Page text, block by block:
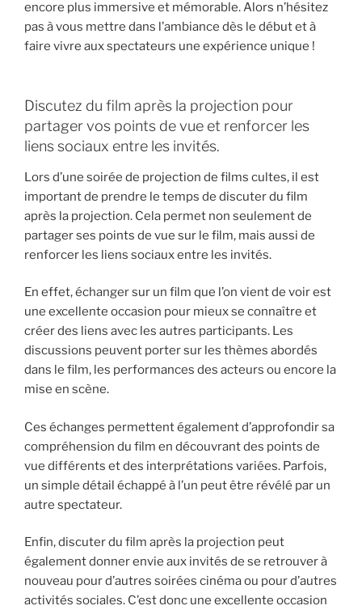
encore plus immersive et mémorable. Alors n’hésitez
pas à vous mettre dans l’ambiance dès le début et à
faire vivre aux spectateurs une expérience unique !
Discutez du film après la projection pour
partager vos points de vue et renforcer les
liens sociaux entre les invités.
Lors d’une soirée de projection de films cultes, il est
important de prendre le temps de discuter du film
après la projection. Cela permet non seulement de
partager ses points de vue sur le film, mais aussi de
renforcer les liens sociaux entre les invités.
En effet, échanger sur un film que l’on vient de voir est
une excellente occasion pour mieux se connaître et
créer des liens avec les autres participants. Les
discussions peuvent porter sur les thèmes abordés
dans le film, les performances des acteurs ou encore la
mise en scène.
Ces échanges permettent également d’approfondir sa
compréhension du film en découvrant des points de
vue différents et des interprétations variées. Parfois,
un simple détail échappé à l’un peut être révélé par un
autre spectateur.
Enfin, discuter du film après la projection peut
également donner envie aux invités de se retrouver à
nouveau pour d’autres soirées cinéma ou pour d’autres
activités sociales. C’est donc une excellente occasion